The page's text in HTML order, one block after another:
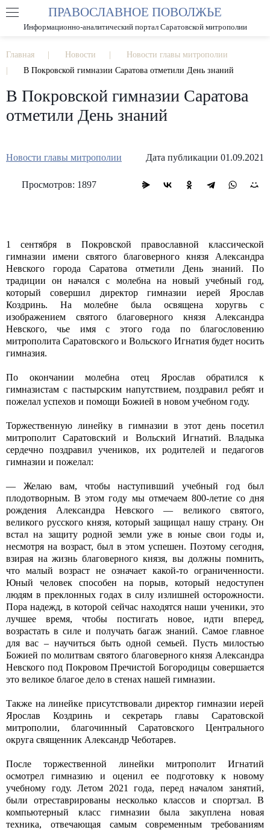
РАЗМЕР ШРИФТА А А
ПРАВОСЛАВНОЕ ПОВОЛЖЬЕ
Информационно-аналитический портал Саратовской митрополии
Главная Новости
Новости главы митрополии
В Покровской гимназии Саратова отметили День знаний
В Покровской гимназии Саратова
отметили День знаний
Новости главы митрополии Дата публикации 01.09.2021
Просмотров: 1897
1 сентября в Покровской православной классической
гимназии имени святого благоверного князя Александра
Невского города Саратова отметили День знаний. По
традиции он начался с молебна на новый учебный год,
который совершил директор гимназии иерей Ярослав
Коздринь. На молебне была освящена хоругвь с
изображением святого благоверного князя Александра
Невского, чье имя с этого года по благословению
митрополита Саратовского и Вольского Игнатия будет носить
гимназия.
По окончании молебна отец Ярослав обратился к
гимназистам с пастырским напутствием, поздравил ребят и
пожелал успехов и помощи Божией в новом учебном году.
Торжественную линейку в гимназии в этот день посетил
митрополит Саратовский и Вольский Игнатий. Владыка
сердечно поздравил учеников, их родителей и педагогов
гимназии и пожелал:
— Желаю вам, чтобы наступивший учебный год был
плодотворным. В этом году мы отмечаем 800-летие со дня
рождения Александра Невского — великого святого,
великого русского князя, который защищал нашу страну. Он
встал на защиту родной земли уже в юные свои годы и,
несмотря на возраст, был в этом успешен. Поэтому сегодня,
взирая на жизнь благоверного князя, вы должны помнить,
что малый возраст не означает какой-то ограниченности.
Юный человек способен на порыв, который недоступен
людям в преклонных годах в силу излишней осторожности.
Пора надежд, в которой сейчас находятся наши ученики, это
лучшее время, чтобы постигать новое, идти вперед,
возрастать в силе и получать багаж знаний. Самое главное
для вас – научиться быть одной семьей. Пусть милостью
Божией по молитвам святого благоверного князя Александра
Невского под Покровом Пречистой Богородицы совершается
это великое благое дело в стенах нашей гимназии.
Также на линейке присутствовали директор гимназии иерей
Ярослав Коздринь и секретарь главы Саратовской
митрополии, благочинный Саратовского Центрального
округа священник Александр Чеботарев.
После торжественной линейки митрополит Игнатий
осмотрел гимназию и оценил ее подготовку к новому
учебному году. Летом 2021 года, перед началом занятий,
были отреставрированы несколько классов и спортзал. В
компьютерный класс гимназии была закуплена новая
техника, отвечающая самым современным требованиям